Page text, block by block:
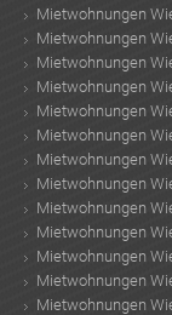
Mietwohnungen
Mietwohnungen
Mietwohnungen
Mietwohnungen
Mietwohnungen
Mietwohnungen
Mietwohnungen
Mietwohnungen
Mietwohnungen
Mietwohnungen
Mietwohnungen
Mietwohnungen
Mietwohnungen